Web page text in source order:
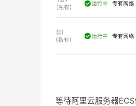
等待阿里云服务器